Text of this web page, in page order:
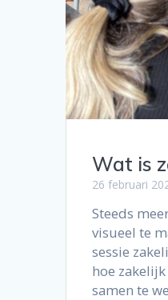
Wat is
26 februari
Steeds
visueel te
sessie
hoe
samen te